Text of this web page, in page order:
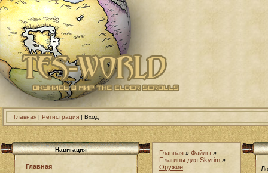
Главная| Регистрация| Вход
Навигация
Главная
Главная » Файлы »
Плагины для Skyrim »
Оружие